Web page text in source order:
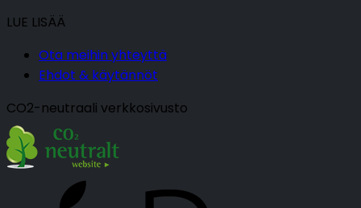
LUE LISÄÄ
Ota meihin yhteyttä
Ehdot & käytännöt
CO2-neutraali verkkosivusto